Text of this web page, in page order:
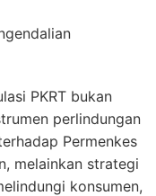
PKRT bukan
perlindungan
Permenkes
melainkan strategi
konsumen,